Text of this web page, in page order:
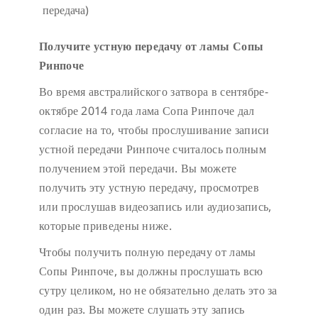
передача)
Получите устную передачу от ламы Сопы
Ринпоче
Во время австралийского затвора в сентябре-
октябре 2014 года лама Сопа Ринпоче дал
согласие на то, чтобы прослушивание записи
устной передачи Ринпоче считалось полным
получением этой передачи. Вы можете
получить эту устную передачу, просмотрев
или прослушав видеозапись или аудиозапись,
которые приведены ниже.
Чтобы получить полную передачу от ламы
Сопы Ринпоче, вы должны прослушать всю
сутру целиком, но не обязательно делать это за
один раз. Вы можете слушать эту запись